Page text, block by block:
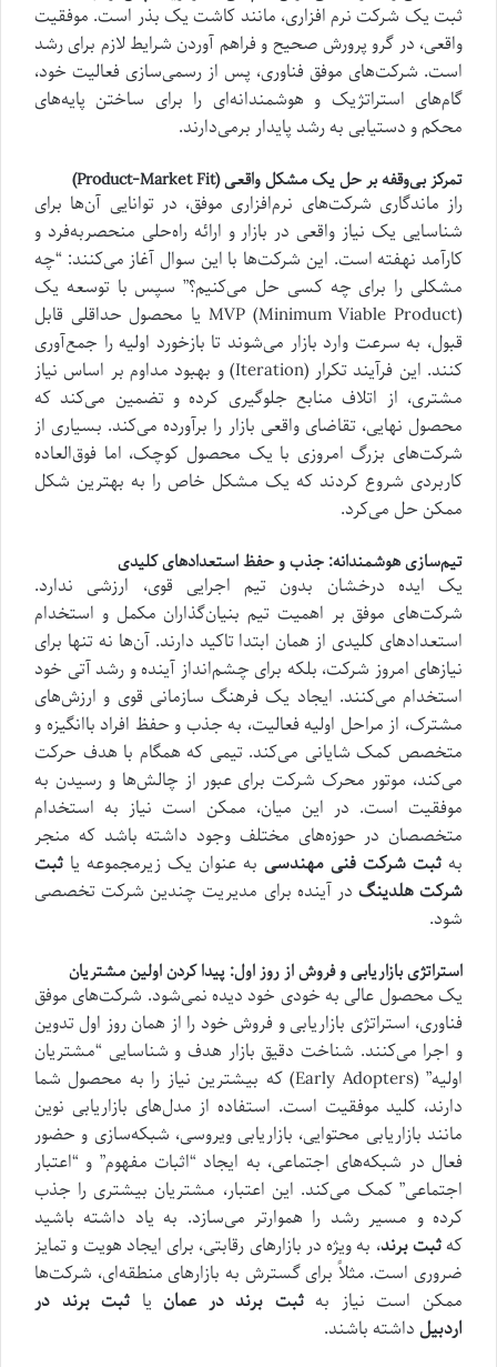
ثبت یک شرکت نرم افزاری، مانند کاشت یک بذر است. موفقیت
واقعی، در گرو پرورش صحیح و فراهم آوردن شرایط لازم برای رشد
است. شرکت‌های موفق فناوری، پس از رسمی‌سازی فعالیت خود،
گام‌های استراتژیک و هوشمندانه‌ای را برای ساختن پایه‌های
محکم و دستیابی به رشد پایدار برمی‌دارند.
تمرکز بی‌وقفه بر حل یک مشکل واقعی (Product-Market Fit)
راز ماندگاری شرکت‌های نرم‌افزاری موفق، در توانایی آن‌ها برای
شناسایی یک نیاز واقعی در بازار و ارائه راه‌حلی منحصربه‌فرد و
کارآمد نهفته است. این شرکت‌ها با این سوال آغاز می‌کنند: “چه
مشکلی را برای چه کسی حل می‌کنیم؟” سپس با توسعه یک
MVP (Minimum Viable Product) یا محصول حداقلی قابل
قبول، به سرعت وارد بازار می‌شوند تا بازخورد اولیه را جمع‌آوری
کنند. این فرآیند تکرار (Iteration) و بهبود مداوم بر اساس نیاز
مشتری، از اتلاف منابع جلوگیری کرده و تضمین می‌کند که
محصول نهایی، تقاضای واقعی بازار را برآورده می‌کند. بسیاری از
شرکت‌های بزرگ امروزی با یک محصول کوچک، اما فوق‌العاده
کاربردی شروع کردند که یک مشکل خاص را به بهترین شکل
ممکن حل می‌کرد.
تیم‌سازی هوشمندانه: جذب و حفظ استعدادهای کلیدی
یک ایده درخشان بدون تیم اجرایی قوی، ارزشی ندارد.
شرکت‌های موفق بر اهمیت تیم بنیان‌گذاران مکمل و استخدام
استعدادهای کلیدی از همان ابتدا تاکید دارند. آن‌ها نه تنها برای
نیازهای امروز شرکت، بلکه برای چشم‌انداز آینده و رشد آتی خود
استخدام می‌کنند. ایجاد یک فرهنگ سازمانی قوی و ارزش‌های
مشترک، از مراحل اولیه فعالیت، به جذب و حفظ افراد باانگیزه و
متخصص کمک شایانی می‌کند. تیمی که همگام با هدف حرکت
می‌کند، موتور محرک شرکت برای عبور از چالش‌ها و رسیدن به
موفقیت است. در این میان، ممکن است نیاز به استخدام
متخصصان در حوزه‌های مختلف وجود داشته باشد که منجر
به ثبت شرکت فنی مهندسی به عنوان یک زیرمجموعه یا ثبت
شرکت هلدینگ در آینده برای مدیریت چندین شرکت تخصصی
شود.
استراتژی بازاریابی و فروش از روز اول: پیدا کردن اولین مشتریان
یک محصول عالی به خودی خود دیده نمی‌شود. شرکت‌های موفق
فناوری، استراتژی بازاریابی و فروش خود را از همان روز اول تدوین
و اجرا می‌کنند. شناخت دقیق بازار هدف و شناسایی “مشتریان
اولیه” (Early Adopters) که بیشترین نیاز را به محصول شما
دارند، کلید موفقیت است. استفاده از مدل‌های بازاریابی نوین
مانند بازاریابی محتوایی، بازاریابی ویروسی، شبکه‌سازی و حضور
فعال در شبکه‌های اجتماعی، به ایجاد “اثبات مفهوم” و “اعتبار
اجتماعی” کمک می‌کند. این اعتبار، مشتریان بیشتری را جذب
کرده و مسیر رشد را هموارتر می‌سازد. به یاد داشته باشید
کهثبت برند، به ویژه در بازارهای رقابتی، برای ایجاد هویت و تمایز
ضروری است. مثلاً برای گسترش به بازارهای منطقه‌ای، شرکت‌ها
ممکن است نیاز به ثبت برند در عمان یا ثبت برند در
اردبیل داشته باشند.